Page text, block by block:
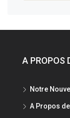
A PROPOS
Notre
A Propos de